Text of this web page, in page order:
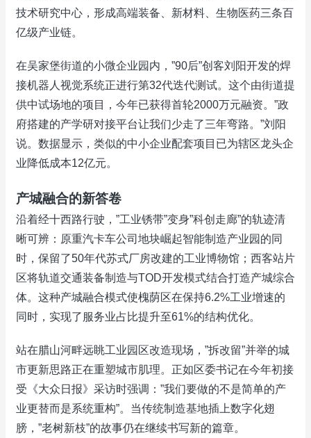
技术研究中心，形成高端装备、新材料、生物医药三条百
亿级产业链。
在吴家堡街道的小微企业园内，”90后”创客刘阳开发的焊
接机器人视觉系统正进行第32代迭代测试。这个由街道提
供中试场地的项目，今年已获得首轮2000万元融资。”政
府搭建的产学研对接平台让我们少走了三年弯路。”刘阳
说。数据显示，类似的中小企业配套项目已为辖区龙头企
业降低成本12亿元。
产城融合的新答卷
沿着经十西路行驶，”工业锈带”变身”科创走廊”的轨迹清
晰可辨：原重汽卡车公司地块崛起智能制造产业园的同
时，保留了50年代苏式厂房改建的工业博物馆；西客站片
区将轨道交通装备制造与TOD开发模式结合打造产城综合
体。这种产城融合模式使槐荫区在保持6.2%工业增速的
同时，实现了服务业占比提升至61%的结构优化。
站在腊山河畔远眺工业园区改造现场，”拆改留”并举的城
市更新思路正在重塑城市肌理。正如区委书记在今年初接
受《大众日报》采访时强调：”我们要做的不是简单的产
业更替而是系统重构”。当传统制造基地插上数字化翅
膀，”老树新枝”的故事仍在继续书写新的篇章。